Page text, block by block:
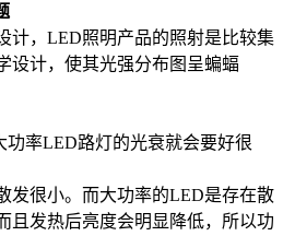
题
，LED照明产品的照射是比较集
设计，使其光强分布图呈蝙蝠
率LED路灯的光衰就会要好很
很小。而大功率的LED是存在散
且发热后亮度会明显降低，所以功